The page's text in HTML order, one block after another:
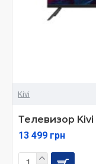
Kivi
Телевизор Kivi
13 499 грн